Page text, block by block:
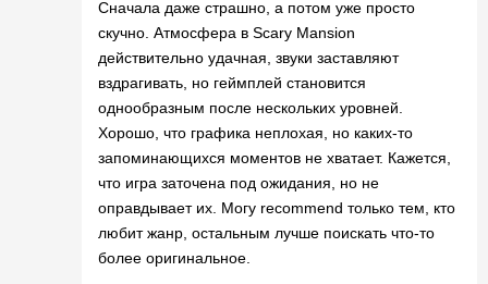
Сначала даже страшно, а потом уже просто
скучно. Атмосфера в Scary Mansion
действительно удачная, звуки заставляют
вздрагивать, но геймплей становится
однообразным после нескольких уровней.
Хорошо, что графика неплохая, но каких-то
запоминающихся моментов не хватает. Кажется,
что игра заточена под ожидания, но не
оправдывает их. Могу recommend только тем, кто
любит жанр, остальным лучше поискать что-то
более оригинальное.